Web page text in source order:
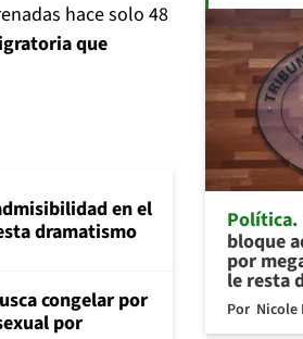
hace solo 48
que
en el
dramatismo
congelar por
por
Política
bloque
por
le resta
Por Nicole